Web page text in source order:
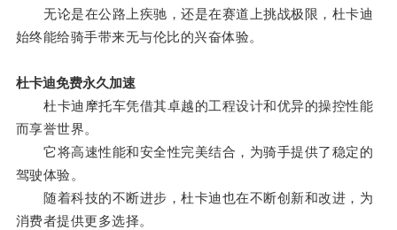
无论是在公路上疾驰，还是在赛道上挑战极限，杜卡迪
始终能给骑手带来无与伦比的兴奋体验。
杜卡迪免费永久加速
杜卡迪摩托车凭借其卓越的工程设计和优异的操控性能
而享誉世界。
它将高速性能和安全性完美结合，为骑手提供了稳定的
驾驶体验。
随着科技的不断进步，杜卡迪也在不断创新和改进，为
消费者提供更多选择。